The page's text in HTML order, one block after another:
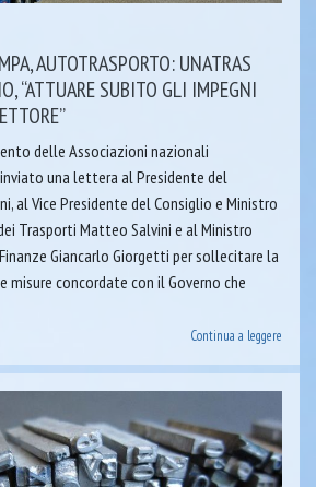
AUTOTRASPORTO: UNATRAS
“ATTUARE SUBITO GLI IMPEGNI
delle Associazioni nazionali
una lettera al Presidente del
al Vice Presidente del Consiglio e Ministro
Trasporti Matteo Salvini e al Ministro
Giancarlo Giorgetti per sollecitare la
concordate con il Governo che
Continua a leggere